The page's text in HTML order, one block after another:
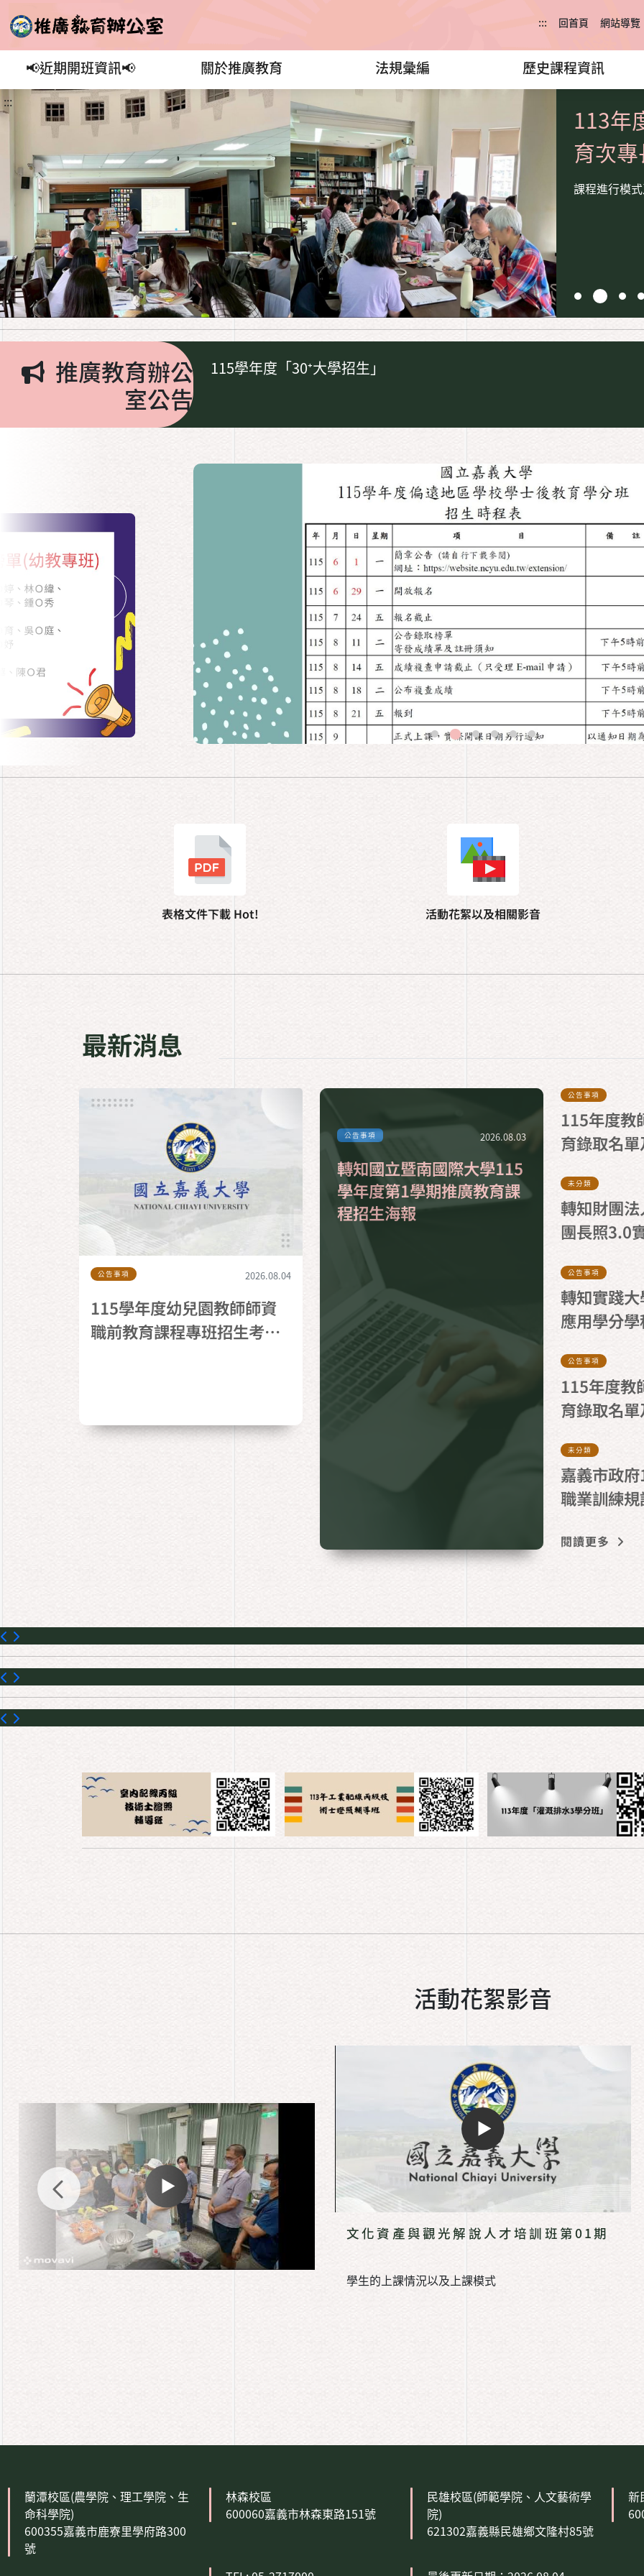
::: 回首頁 網站導覽
📢近期開班資訊📢 關於推廣教育 法規彙編 歷史課程資訊
:::
113年
育次
課程進行模
推廣教育辦公
室公告
115學年度「30⁺大學招生」
表格文件下載 Hot! 活動花絮以及相關影音
最新消息
公告事項 2026.08.04
115學年度幼兒園教師師資
職前教育課程專班招生考試
公告事項 2026.08.03
轉知國立暨南國際大學115
學年度第1學期推廣教育課
程招生海報
公告事項
115年度教
育錄取名
未分類
轉知財團
團長照3.0
公告事項
轉知實踐
應用學分
公告事項
115年度教
育錄取名
未分類
嘉義市政
職業訓練
閱讀更多
活動花絮影音
文化資產與觀光解說人才培訓班第01期
學生的上課情況以及上課模式
蘭潭校區(農學院、理工學院、生
命科學院)
600355嘉義市鹿寮里學府路300
號
林森校區
600060嘉義市林森東路151號
民雄校區(師範學院、人文藝術學
院)
621302嘉義縣民雄鄉文隆村85號
新